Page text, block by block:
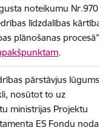
noteikumu Nr.970
līdzdalības kārtība
plānošanas procesā”
.
pārstāvjus lūgums
nosūtot to uz
ministrijas Projektu
ES Fondu